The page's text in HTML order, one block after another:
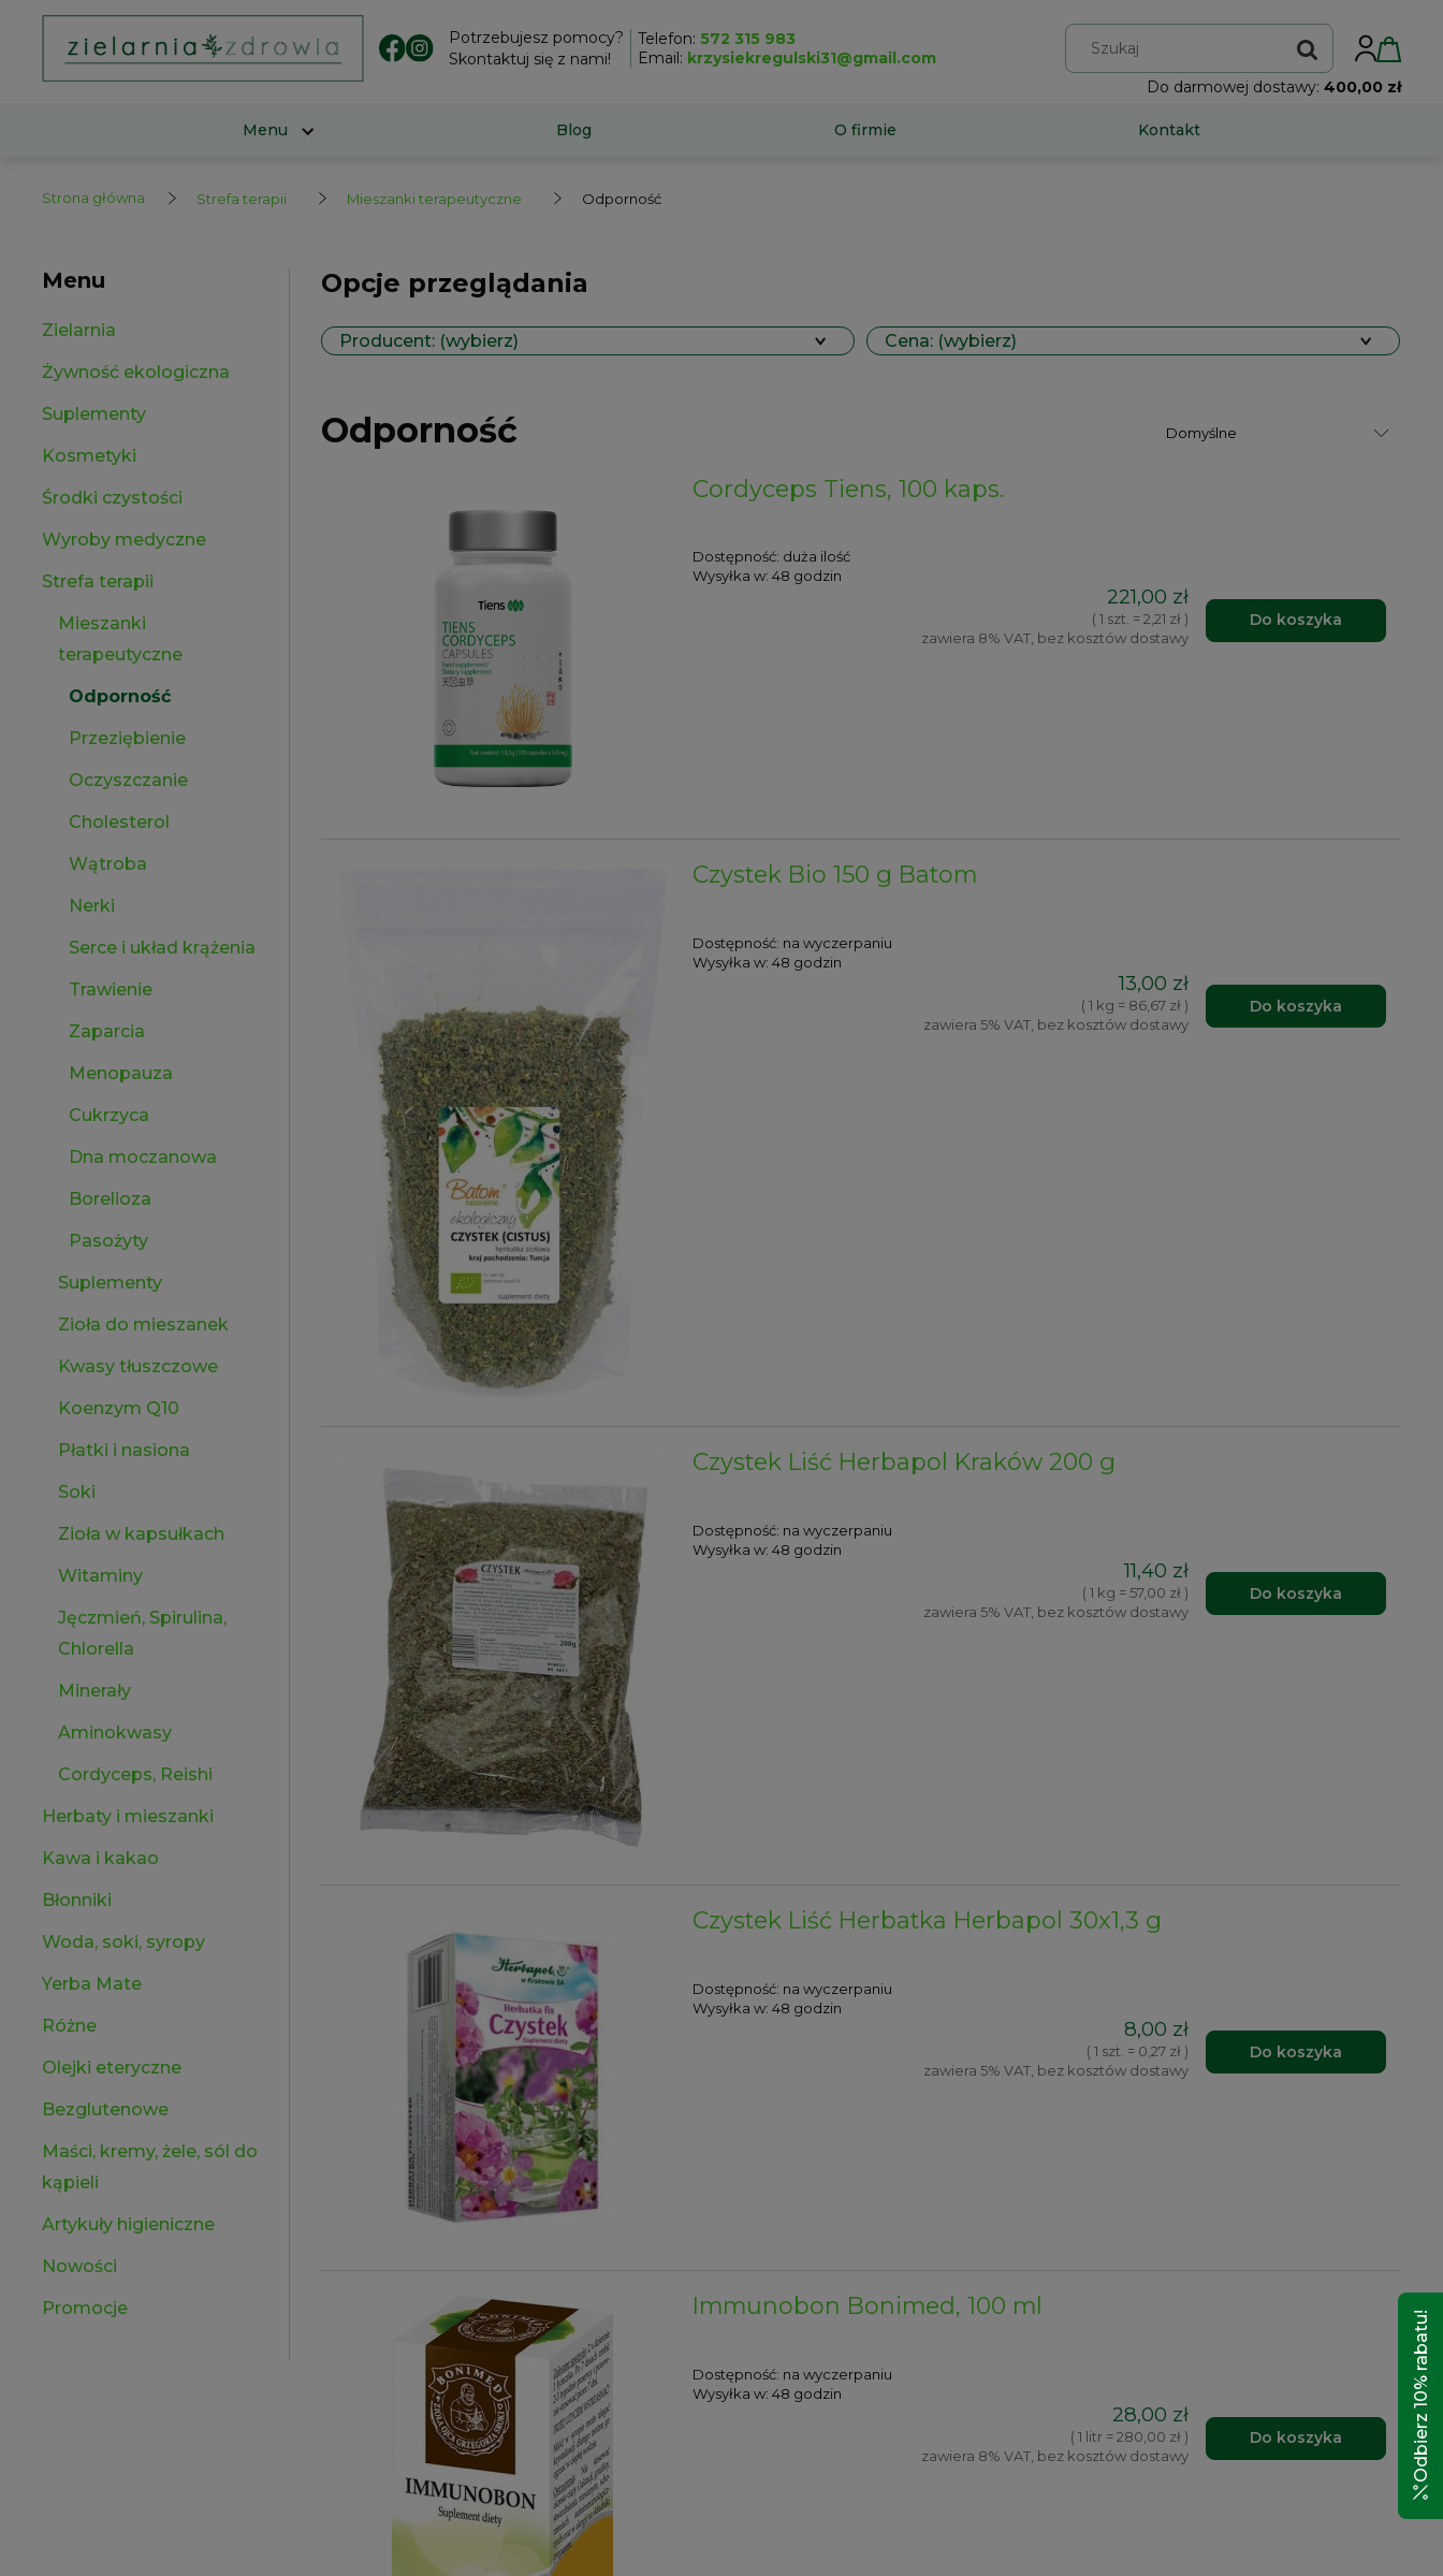
Potrzebujesz pomocy?
Skontaktuj się z nami!
Telefon: 572 315 983
Email: krzysiekregulski31@gmail.com
Do darmowej dostawy: 400,00 zł
Menu Blog O firmie Kontakt
Strona główna Strefa terapii Mieszanki terapeutyczne Odporność
Menu
Zielarnia
Żywność ekologiczna
Suplementy
Kosmetyki
Środki czystości
Wyroby medyczne
Strefa terapii
Mieszanki
terapeutyczne
Odporność
Przeziębienie
Oczyszczanie
Cholesterol
Wątroba
Nerki
Serce i układ krążenia
Trawienie
Zaparcia
Menopauza
Cukrzyca
Dna moczanowa
Borelioza
Pasożyty
Suplementy
Zioła do mieszanek
Kwasy tłuszczowe
Koenzym Q10
Płatki i nasiona
Soki
Zioła w kapsułkach
Witaminy
Jęczmień, Spirulina,
Chlorella
Minerały
Aminokwasy
Cordyceps, Reishi
Herbaty i mieszanki
Kawa i kakao
Błonniki
Woda, soki, syropy
Yerba Mate
Różne
Olejki eteryczne
Bezglutenowe
Maści, kremy, żele, sól do
kąpieli
Artykuły higieniczne
Nowości
Promocje
Opcje przeglądania
Producent: (wybierz) Cena: (wybierz)
Odporność
Cordyceps Tiens, 100 kaps.
Dostępność: duża ilość
Wysyłka w: 48 godzin
221,00 zł
( 1 szt. = 2,21 zł )
zawiera 8% VAT, bez kosztów dostawy
Do koszyka
Czystek Bio 150 g Batom
Dostępność: na wyczerpaniu
Wysyłka w: 48 godzin
13,00 zł
( 1 kg = 86,67 zł )
zawiera 5% VAT, bez kosztów dostawy
Do koszyka
Czystek Liść Herbapol Kraków 200 g
Dostępność: na wyczerpaniu
Wysyłka w: 48 godzin
11,40 zł
( 1 kg = 57,00 zł )
zawiera 5% VAT, bez kosztów dostawy
Do koszyka
Czystek Liść Herbatka Herbapol 30x1,3 g
Dostępność: na wyczerpaniu
Wysyłka w: 48 godzin
8,00 zł
( 1 szt. = 0,27 zł )
zawiera 5% VAT, bez kosztów dostawy
Do koszyka
Immunobon Bonimed, 100 ml
Dostępność: na wyczerpaniu
Wysyłka w: 48 godzin
28,00 zł
( 1 litr = 280,00 zł )
zawiera 8% VAT, bez kosztów dostawy
Do koszyka Odbierz 10% rabatu!